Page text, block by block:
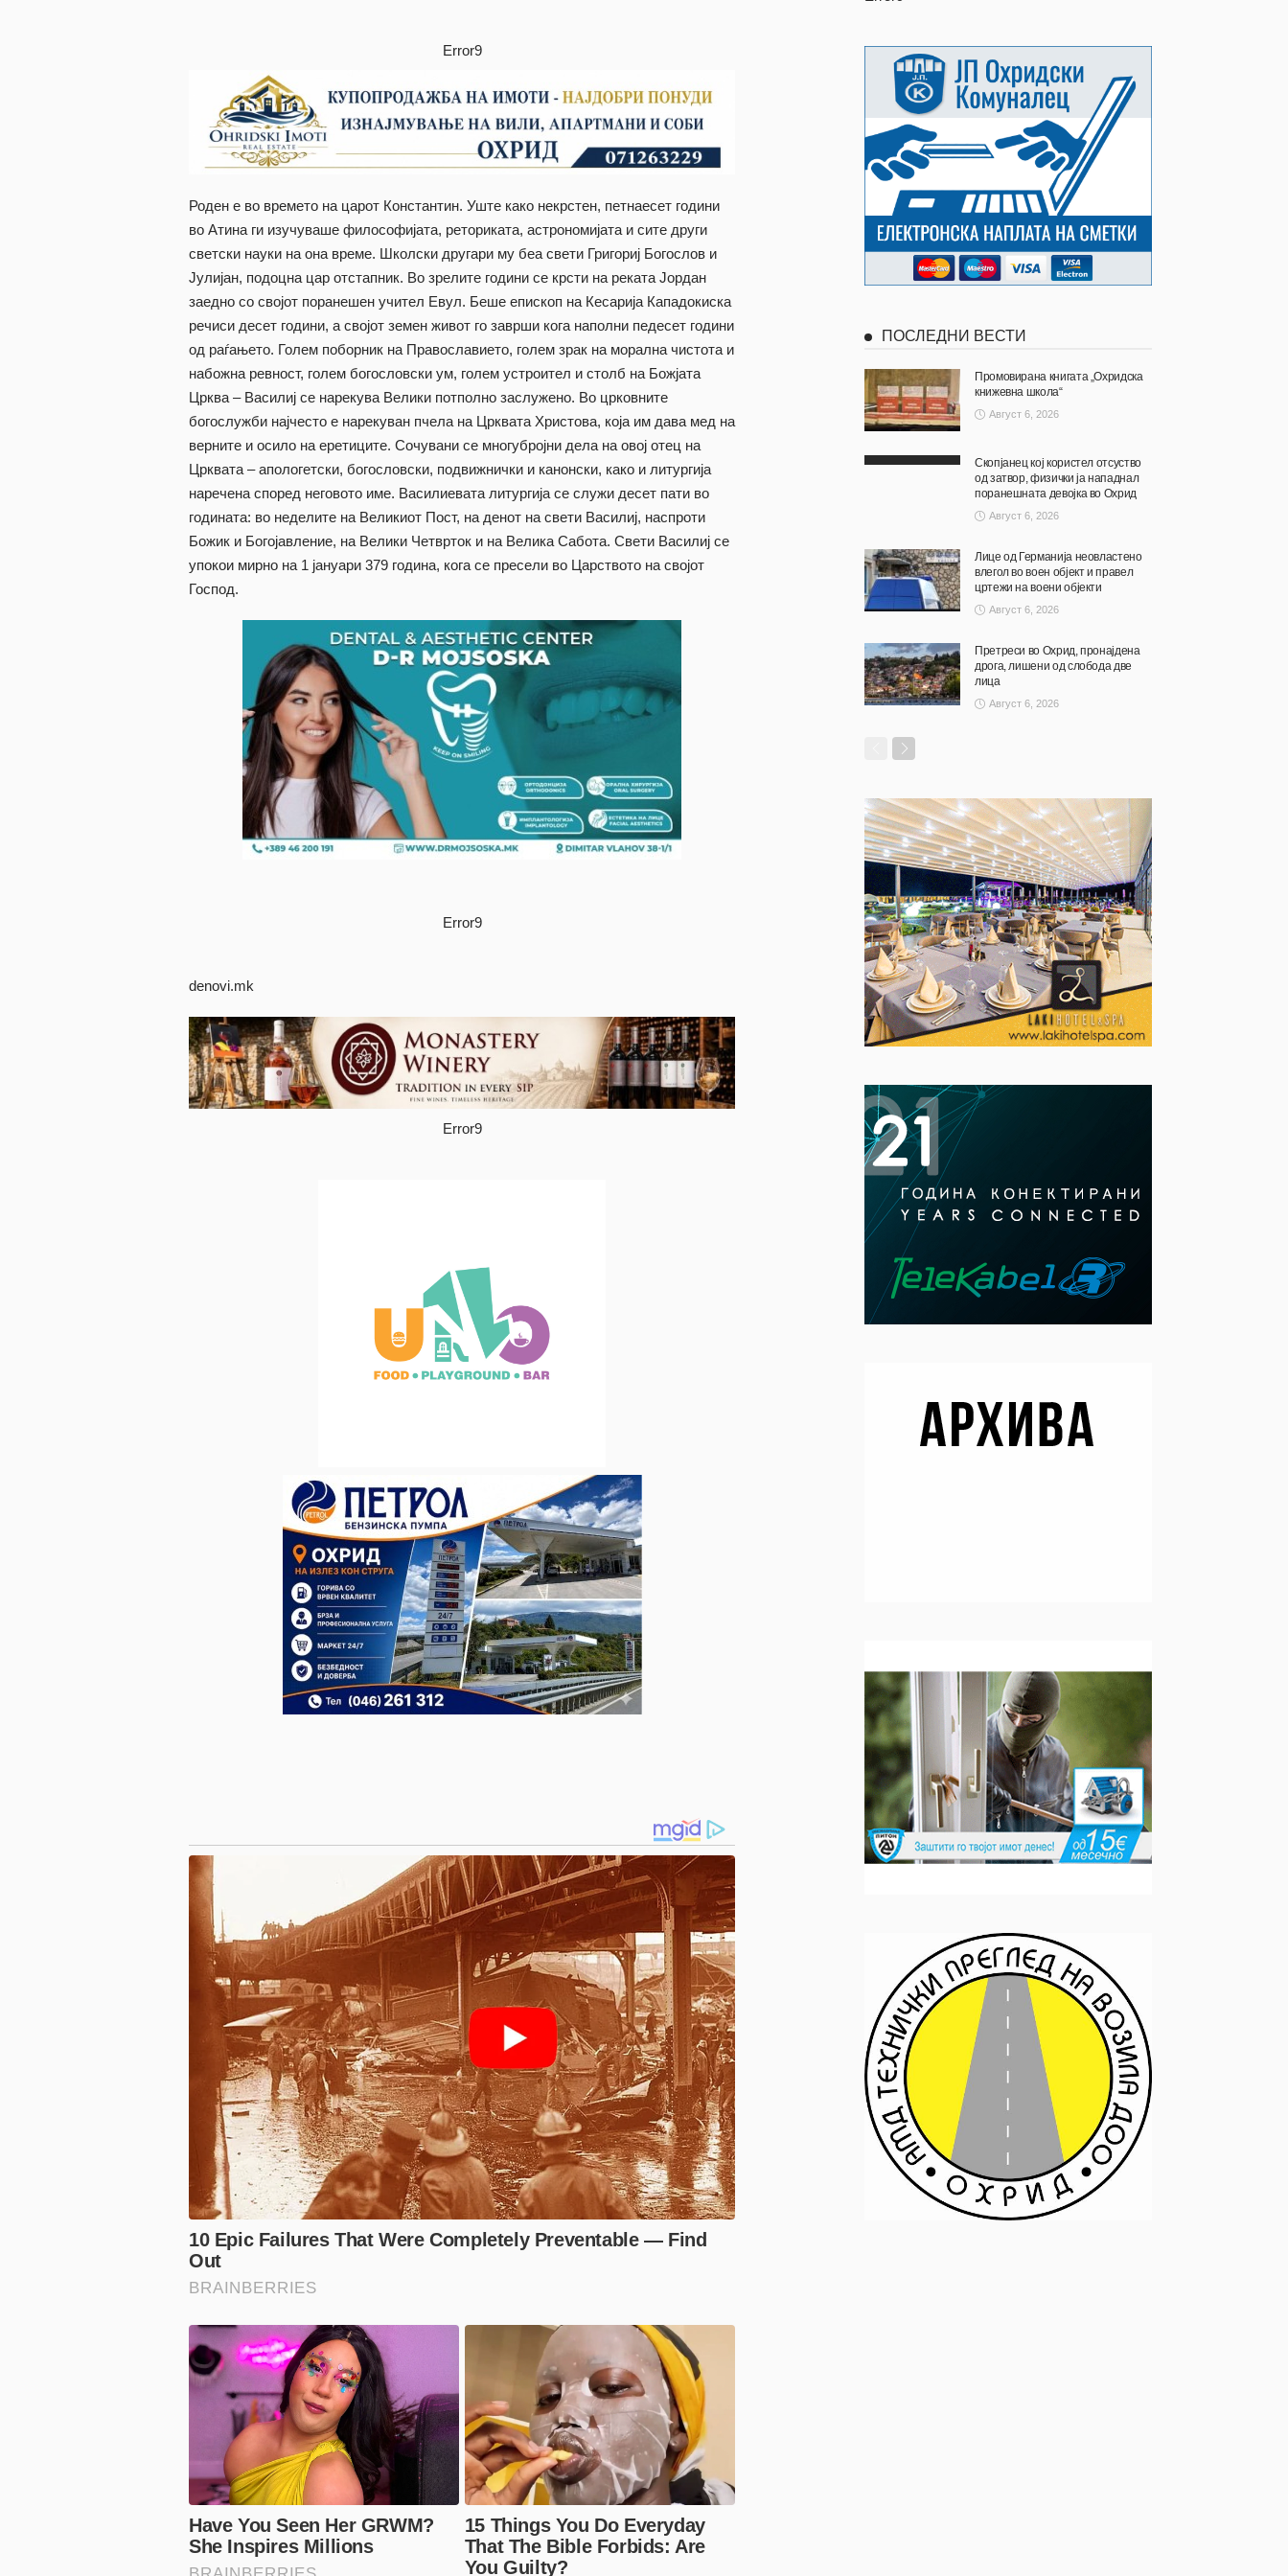
Error9
Роден е во времето на царот Константин. Уште како некрстен, петнаесет години
во Атина ги изучуваше философијата, реториката, астрономијата и сите други
светски науки на она време. Школски другари му беа свети Григориј Богослов и
Јулијан, подоцна цар отстапник. Во зрелите години се крсти на реката Јордан
заедно со својот поранешен учител Евул. Беше епископ на Кесарија Кападокиска
речиси десет години, а својот земен живот го заврши кога наполни педесет години
од раѓањето. Голем поборник на Православието, голем зрак на морална чистота и
набожна ревност, голем богословски ум, голем устроител и столб на Божјата
Црква – Василиј се нарекува Велики потполно заслужено. Во црковните
богослужби најчесто е нарекуван пчела на Црквата Христова, која им дава мед на
верните и осило на еретиците. Сочувани се многубројни дела на овој отец на
Црквата – апологетски, богословски, подвижнички и канонски, како и литургија
наречена според неговото име. Василиевата литургија се служи десет пати во
годината: во неделите на Великиот Пост, на денот на свети Василиј, наспроти
Божик и Богојавление, на Велики Четврток и на Велика Сабота. Свети Василиј се
упокои мирно на 1 јануари 379 година, кога се пресели во Царството на својот
Господ.
Error9
denovi.mk
Error9
ПОСЛЕДНИ ВЕСТИ
Промовирана книгата „Охридска
книжевна школа“
Август 6, 2026
Скопјанец кој користел отсуство
од затвор, физички ја нападнал
поранешната девојка во Охрид
Август 6, 2026
Лице од Германија неовластено
влегол во воен објект и правел
цртежи на воени објекти
Август 6, 2026
Претреси во Охрид, пронајдена
дрога, лишени од слобода две
лица
Август 6, 2026